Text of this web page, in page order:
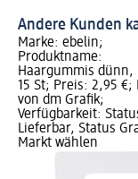
Andere Kunden
Marke: ebelin;
Produktname:
Haargummis dünn,
15 St; Preis: 2,95 €;
von dm Grafik;
Verfügbarkeit:
Lieferbar, Status
Markt wählen